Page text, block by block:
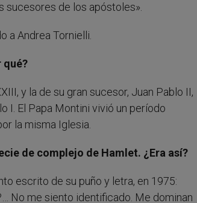
sucesores de los apóstoles».
a Andrea Tornielli.
qué?
y la de su gran sucesor, Juan Pablo II,
I. El Papa Montini vivió un período
la misma Iglesia.
de complejo de Hamlet. ¿Era así?
escrito de su puño y letra, en 1975:
No me siento identificado. Me dominan